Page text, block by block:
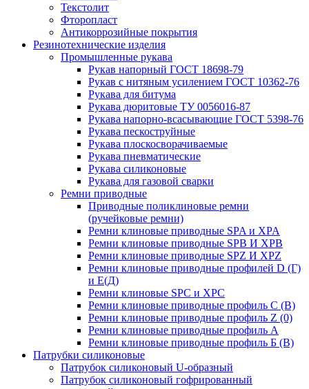
Текстолит
Фторопласт
Антикоррозийные покрытия
Резинотехнические изделия
Промышленные рукава
Рукав напорный ГОСТ 18698-79
Рукав с нитяным усилением ГОСТ 10362-76
Рукава для битума
Рукава дюритовые ТУ 0056016-87
Рукава напорно-всасывающие ГОСТ 5398-76
Рукава пескоструйные
Рукава плоскосворачиваемые
Рукава пневматические
Рукава силиконовые
Рукава для газовой сварки
Ремни приводные
Приводные поликлиновые ремни
(ручейковые ремни)
Ремни клиновые приводные SPA и XPA
Ремни клиновые приводные SPB И XPB
Ремни клиновые приводные SPZ И XPZ
Ремни клиновые приводные профилей D (Г)
и Е(Д)
Ремни клиновые SPC и XPC
Ремни клиновые приводные профиль C (В)
Ремни клиновые приводные профиль Z (0)
Ремни клиновые приводные профиль А
Ремни клиновые приводные профиль Б (B)
Патрубки силиконовые
Патрубок силиконовый U-образный
Патрубок силиконовый гофрированный